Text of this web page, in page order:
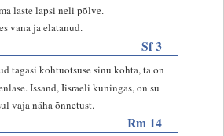
laste lapsi neli põlve.
vana ja elatanud.
Sf 3
tagasi kohtuotsuse sinu kohta, ta on
Issand, Iisraeli kuningas, on su
vaja näha õnnetust.
Rm 14